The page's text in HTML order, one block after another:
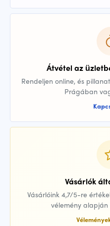
Átvétel az
Rendeljen online, és
Prágában
Vásárlók
Vásárlóink 4,7/5-re
vélemény alapján